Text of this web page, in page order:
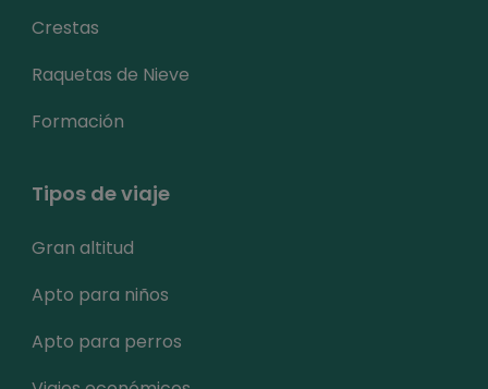
Crestas
Raquetas de Nieve
Formación
Tipos de viaje
Gran altitud
Apto para niños
Apto para perros